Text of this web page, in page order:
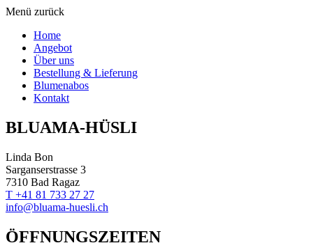
Menü zurück
Home
Angebot
Über uns
Bestellung & Lieferung
Blumenabos
Kontakt
BLUAMA-HÜSLI
Linda Bon
Sarganserstrasse 3
7310 Bad Ragaz
T +41 81 733 27 27
info@bluama-huesli.ch
ÖFFNUNGSZEITEN